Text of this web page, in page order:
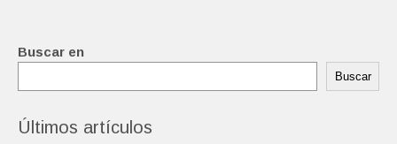
Buscar en
Buscar
Últimos artículos